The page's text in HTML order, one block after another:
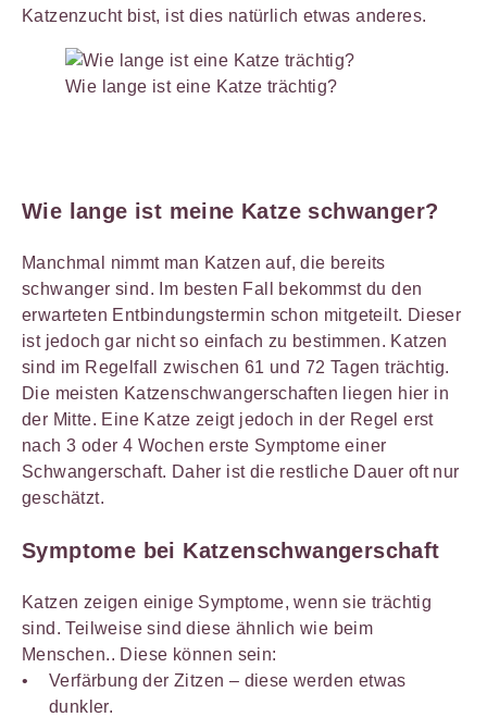
Katzenzucht bist, ist dies natürlich etwas anderes.
Wie lange ist eine Katze trächtig?
Wie lange ist meine Katze schwanger?
Manchmal nimmt man Katzen auf, die bereits
schwanger sind. Im besten Fall bekommst du den
erwarteten Entbindungstermin schon mitgeteilt. Dieser
ist jedoch gar nicht so einfach zu bestimmen. Katzen
sind im Regelfall zwischen 61 und 72 Tagen trächtig.
Die meisten Katzenschwangerschaften liegen hier in
der Mitte. Eine Katze zeigt jedoch in der Regel erst
nach 3 oder 4 Wochen erste Symptome einer
Schwangerschaft. Daher ist die restliche Dauer oft nur
geschätzt.
Symptome bei Katzenschwangerschaft
Katzen zeigen einige Symptome, wenn sie trächtig
sind. Teilweise sind diese ähnlich wie beim
Menschen.. Diese können sein:
Verfärbung der Zitzen – diese werden etwas
dunkler.